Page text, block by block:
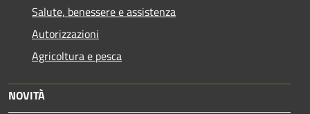
Salute, benessere e assistenza
Autorizzazioni
Agricoltura e pesca
NOVITÀ